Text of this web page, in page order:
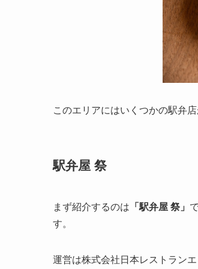
このエリアにはいくつかの駅弁
駅弁屋 祭
まず紹介するのは 「駅弁屋 祭」
す。
運営は株式会社日本レストラン